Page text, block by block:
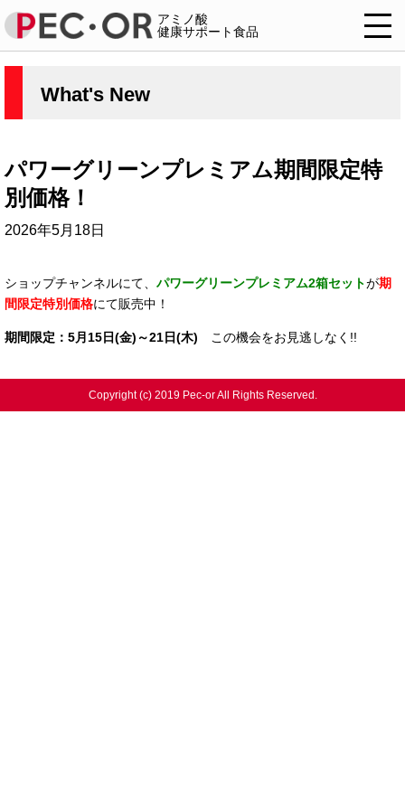
アミノ酸
健康サポート食品
What's New
パワーグリーンプレミアム期間限定特
別価格！
2026年5月18日
ショップチャンネルにて、 パワーグリーンプレミアム2箱セットが期
間限定特別価格にて販売中！
期間限定：5月15日(金)～21日(木) この機会をお見逃しなく!!
Copyright (c) 2019 Pec-or All Rights Reserved.